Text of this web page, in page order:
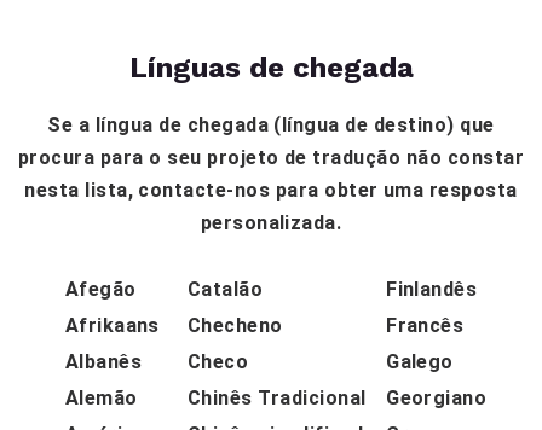
Línguas de chegada
Se a língua de chegada (língua de destino) que
procura para o seu projeto de tradução não constar
nesta lista, contacte-nos para obter uma resposta
personalizada.
Afegão
Afrikaans
Albanês
Alemão
Catalão
Checheno
Checo
Chinês Tradicional
Finlandês
Francês
Galego
Georgiano